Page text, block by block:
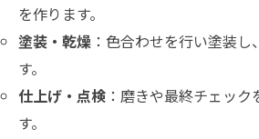
を作ります。
塗装・乾燥 ：色合わせを行い塗装
す。
仕上げ・点検 ：磨きや最終チェッ
す。